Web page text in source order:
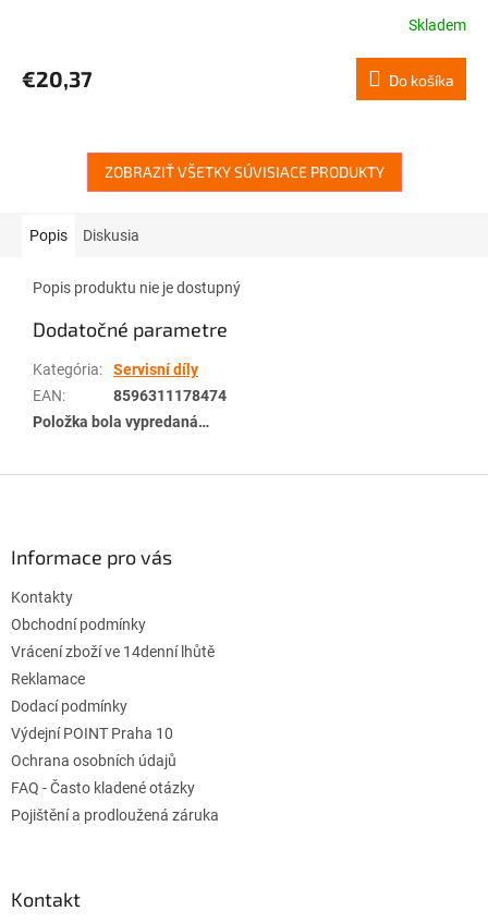
Skladem
€20,37 Do košíka
ZOBRAZIŤ VŠETKY SÚVISIACE PRODUKTY
Popis Diskusia
Popis produktu nie je dostupný
Dodatočné parametre
Kategória:
Servisní díly
EAN:
8596311178474
Položka bola vypredaná…
Informace pro vás
Kontakty
Obchodní podmínky
Vrácení zboží ve 14denní lhůtě
Reklamace
Dodací podmínky
Výdejní POINT Praha 10
Ochrana osobních údajů
FAQ - Často kladené otázky
Pojištění a prodloužená záruka
Kontakt